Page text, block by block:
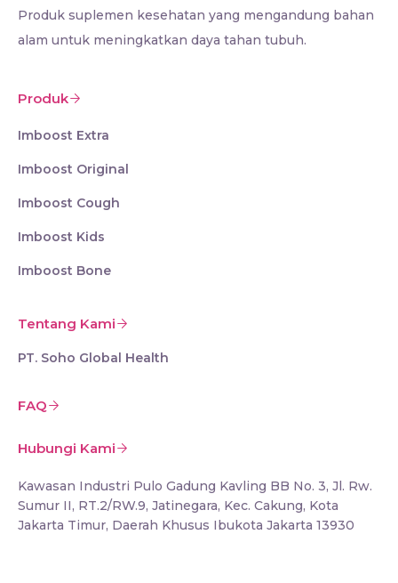
Produk suplemen kesehatan yang mengandung bahan
alam untuk meningkatkan daya tahan tubuh.
Produk
Imboost Extra
Imboost Original
Imboost Cough
Imboost Kids
Imboost Bone
Tentang Kami
PT. Soho Global Health
FAQ
Hubungi Kami
Kawasan Industri Pulo Gadung Kavling BB No. 3, Jl. Rw.
Sumur II, RT.2/RW.9, Jatinegara, Kec. Cakung, Kota
Jakarta Timur, Daerah Khusus Ibukota Jakarta 13930